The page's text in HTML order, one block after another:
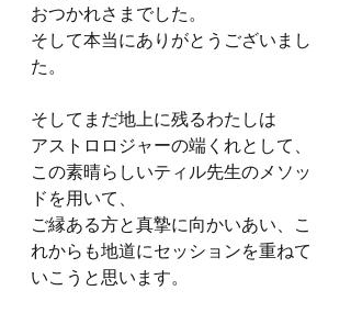
おつかれさまでした。
そして本当にありがとうございまし
た。
そしてまだ地上に残るわたしは
アストロロジャーの端くれとして、
この素晴らしいティル先生のメソッ
ドを用いて、
ご縁ある方と真摯に向かいあい、こ
れからも地道にセッションを重ねて
いこうと思います。